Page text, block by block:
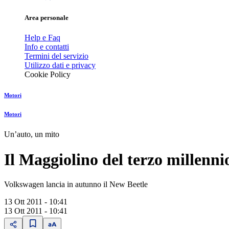
Area personale
Help e Faq
Info e contatti
Termini del servizio
Utilizzo dati e privacy
Cookie Policy
Motori
Motori
Un’auto, un mito
Il Maggiolino del terzo
Volkswagen lancia in autunno il New Beetle
13 Ott 2011 - 10:41
13 Ott 2011 - 10:41